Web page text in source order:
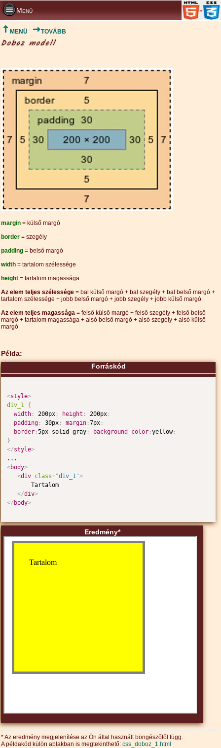
Menü
MENÜ TOVÁBB
Doboz modell
margin = külső margó
border = szegély
padding = belső margó
width = tartalom szélessége
height = tartalom magassága
Az elem teljes szélessége = bal külső margó + bal szegély + bal belső margó +
tartalom szélessége + jobb belső margó + jobb szegély + jobb külső margó
Az elem teljes magassága = felső külső margó + felső szegély + felső belső
margó + tartalom magassága + alsó belső margó + alsó szegély + alsó külső
margó
Példa:
Forráskód
<style>
div_1 {
width : 200px ; height : 200px ;
padding : 30px ; margin :7px ;
border :5px solid gray ; background-color :yellow;
}
</style>
<body>
<div class="div_1">
       Tartalom
</div>
</ body>
Eredmény*
* Az eredmény megjelenítése az Ön által használt böngészőtől függ.
A példakód külön ablakban is megtekinthető: css_doboz_1.html